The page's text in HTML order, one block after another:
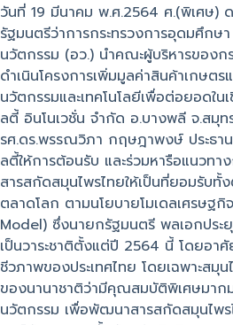
วันที่ 19 มีนาคม พ.ศ.2564 ศ.(พิเศษ)
รัฐมนตรีว่าการกระทรวงการอุดมศึกษ
นวัตกรรม (อว.) นำคณะผู้บริหารของก
ดำเนินโครงการเพิ่มมูลค่าสินค้าเกษตร
นวัตกรรมและเทคโนโลยีเพื่อต่อยอดใ
ลตี้ อินโนเวชั่น จำกัด อ.บางพลี จ.สมุท
รศ.ดร.พรรณวิภา กฤษฎาพงษ์ ประธา
ลตี้ให้การต้อนรับ และร่วมหารือแนวท
สารสกัดสมุนไพรไทยให้เป็นที่ยอมรับทั้ง
ตลาดโลก ตามนโยบายโมเดลเศรษฐ
Model) ซึ่งนายกรัฐมนตรี พลเอกประ
เป็นวาระชาติตั้งแต่ปี 2564 นี้ โดยอา
ชีวภาพของประเทศไทย โดยเฉพาะสมุ
ของนานาชาติว่ามีคุณสมบัติพิเศษมาก
นวัตกรรม เพื่อพัฒนาสารสกัดสมุนไพ